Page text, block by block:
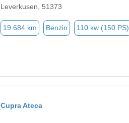
Leverkusen, 51373
19.684 km Benzin 110 kw (150 PS)
Cupra Ateca